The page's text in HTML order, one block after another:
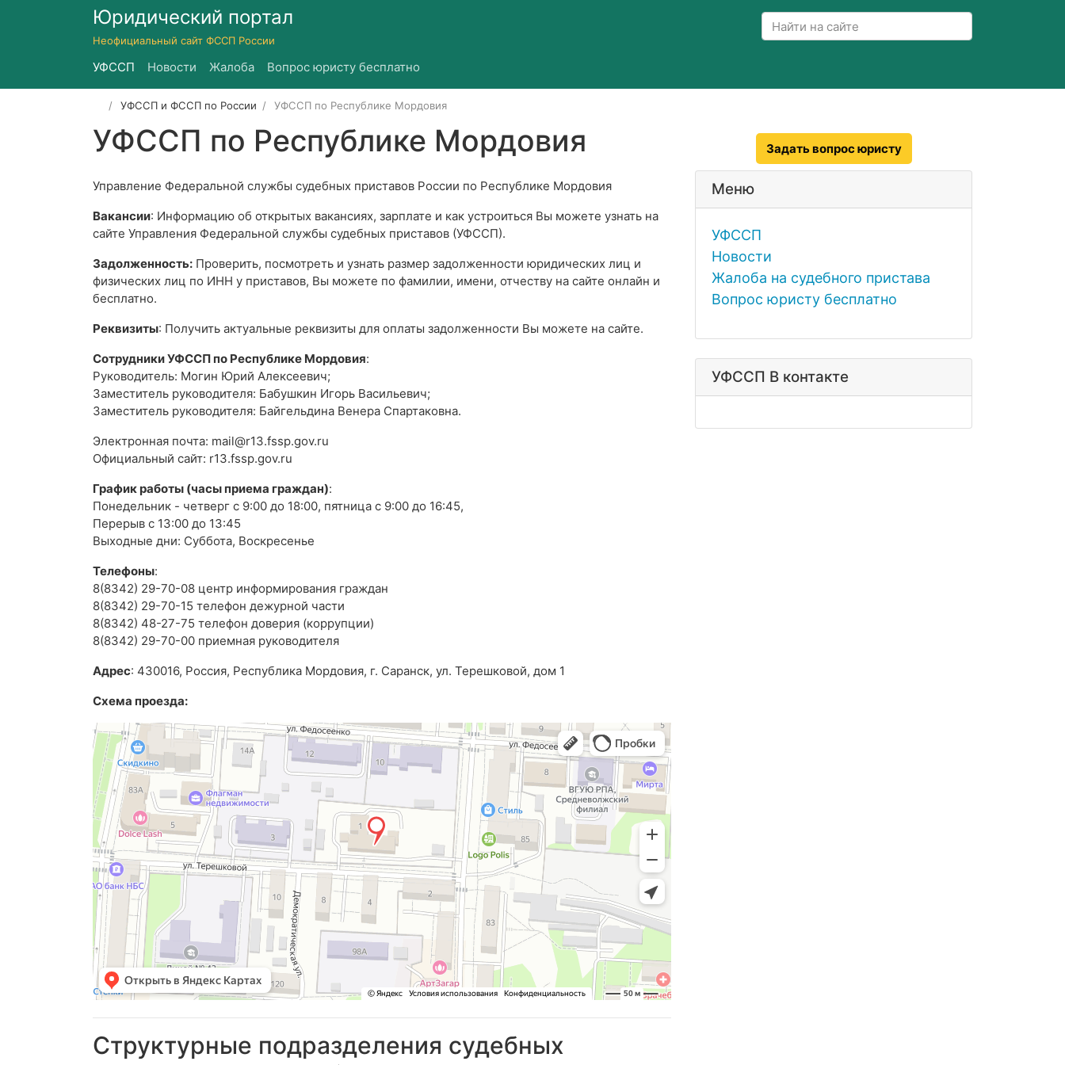
Юридический портал
Неофициальный сайт ФССП России
УФССП Новости Жалоба Вопрос юристу бесплатно
УФССП и ФССП по России УФССП по Республике Мордовия
УФССП по Республике Мордовия
Управление Федеральной службы судебных приставов России по Республике Мордовия
Вакансии: Информацию об открытых вакансиях, зарплате и как устроиться Вы можете узнать на
сайте Управления Федеральной службы судебных приставов (УФССП).
Задолженность: Проверить, посмотреть и узнать размер задолженности юридических лиц и
физических лиц по ИНН у приставов, Вы можете по фамилии, имени, отчеству на сайте онлайн и
бесплатно.
Реквизиты: Получить актуальные реквизиты для оплаты задолженности Вы можете на сайте.
Сотрудники УФССП по Республике Мордовия:
Руководитель: Могин Юрий Алексеевич;
Заместитель руководителя: Бабушкин Игорь Васильевич;
Заместитель руководителя: Байгельдина Венера Спартаковна.
Электронная почта: mail@r13.fssp.gov.ru
Официальный сайт: r13.fssp.gov.ru
График работы (часы приема граждан):
Понедельник - четверг с 9:00 до 18:00, пятница с 9:00 до 16:45,
Перерыв с 13:00 до 13:45
Выходные дни: Суббота, Воскресенье
Телефоны:
8(8342) 29-70-08 центр информирования граждан
8(8342) 29-70-15 телефон дежурной части
8(8342) 48-27-75 телефон доверия (коррупции)
8(8342) 29-70-00 приемная руководителя
Адрес: 430016, Россия, Республика Мордовия, г. Саранск, ул. Терешковой, дом 1
Схема проезда:
Структурные подразделения судебных
Задать вопрос юристу
Меню
УФССП
Новости
Жалоба на судебного пристава
Вопрос юристу бесплатно
УФССП В контакте